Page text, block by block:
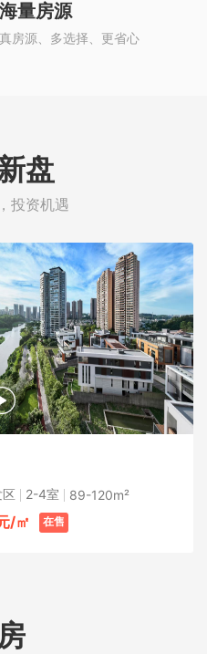
海量房源
真房源、多选择、更省心
盘
投资机遇
2-4室 89-120m²
/㎡ 在售